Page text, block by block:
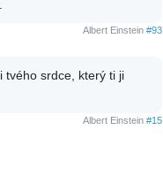
Albert Einstein #93
tvého srdce, který ti ji
Albert Einstein #15